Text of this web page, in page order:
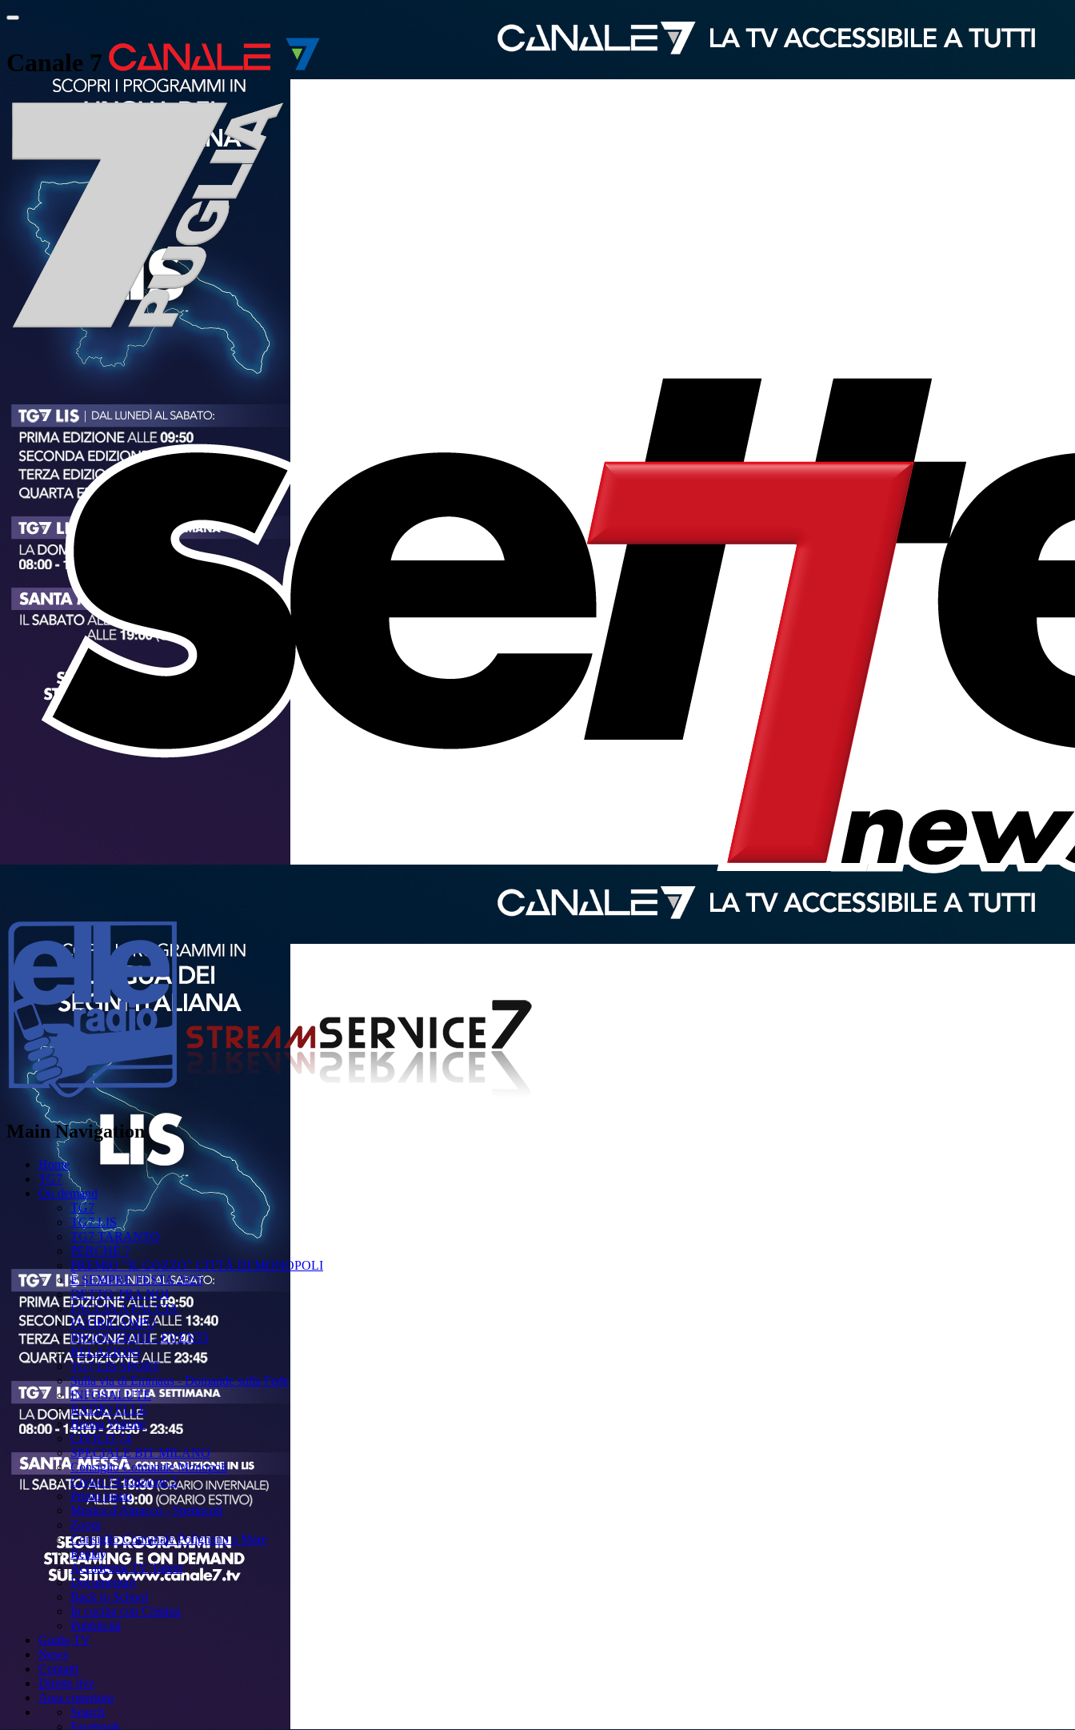
Canale 7
Main Navigation
Home
TG7
On demand
TG7
TG7 LIS
TG7 TARANTO
PERCHÉ ?
PREMIO "IL GOZZO" CITTÀ DI MONOPOLI
È SEMPRE FESTA 2025
DETTO TRA NOI
FACCIA A FACCIA
FUORICAMPO
PRODUZIONI - EVENTI
RELAZIONI
TG7 LIS SPORT
Sulla via di Emmaus - Domande sulla Fede
INFOSALUTE
RADIO ELLE
Buona Visione
CIVICO 74
SPECIALE BIT MILANO
Consiglio Comunale Monopoli
Civico 74 Edizione 2
Primo piano
Musica d'Attracco - Spettacoli
Zoom
Consiglio Comunale Polignano a Mare
Replay
Accademia TV Talent
Documentari
Back to School
In cucina con Cristina
Pubblicità
Guida TV
News
Contatti
Dirette live
Area copertura
Search
Facebook